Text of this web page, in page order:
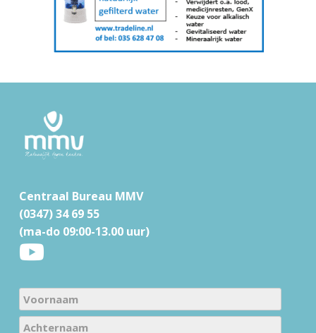
Centraal Bureau MMV
(0347) 34 69 55
(ma-do 09:00-13.00 uur)
N
a
V